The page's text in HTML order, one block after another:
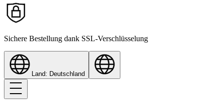
Sichere Bestellung dank SSL-Verschlüsselung
Land: Deutschland